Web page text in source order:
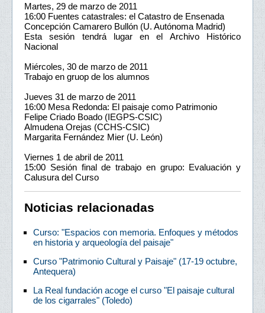
Martes, 29 de marzo de 2011
16:00 Fuentes catastrales: el Catastro de Ensenada
Concepción Camarero Bullón (U. Autónoma Madrid)
Esta sesión tendrá lugar en el Archivo Histórico
Nacional
Miércoles, 30 de marzo de 2011
Trabajo en gruop de los alumnos
Jueves 31 de marzo de 2011
16:00 Mesa Redonda: El paisaje como Patrimonio
Felipe Criado Boado (IEGPS-CSIC)
Almudena Orejas (CCHS-CSIC)
Margarita Fernández Mier (U. León)
Viernes 1 de abril de 2011
15:00 Sesión final de trabajo en grupo: Evaluación y
Calusura del Curso
Noticias relacionadas
Curso: "Espacios con memoria. Enfoques y métodos
en historia y arqueología del paisaje"
Curso "Patrimonio Cultural y Paisaje" (17-19 octubre,
Antequera)
La Real fundación acoge el curso "El paisaje cultural
de los cigarrales" (Toledo)